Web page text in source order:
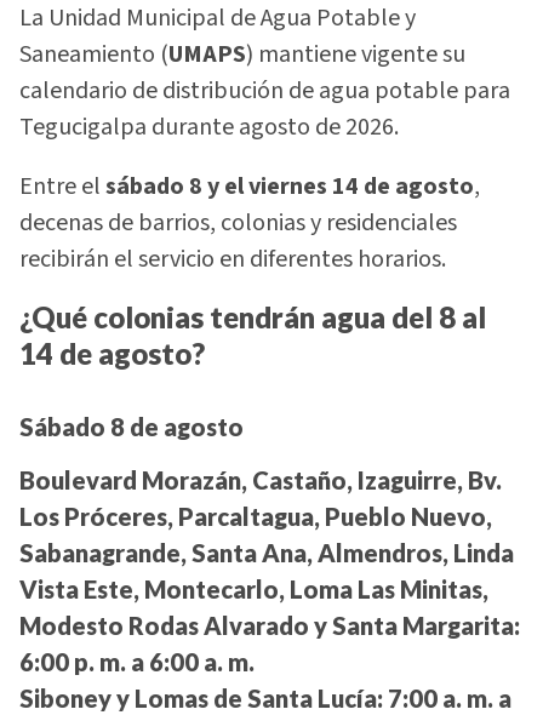
La Unidad Municipal de Agua Potable y
Saneamiento (UMAPS) mantiene vigente su
calendario de distribución de agua potable para
Tegucigalpa durante agosto de 2026.
Entre elsábado 8 y el viernes 14 de agosto,
decenas de barrios, colonias y residenciales
recibirán el servicio en diferentes horarios.
¿Qué colonias tendrán agua del 8 al
14 de agosto?
Sábado 8 de agosto
Boulevard Morazán, Castaño, Izaguirre, Bv.
Los Próceres, Parcaltagua, Pueblo Nuevo,
Sabanagrande, Santa Ana, Almendros, Linda
Vista Este, Montecarlo, Loma Las Minitas,
Modesto Rodas Alvarado y Santa Margarita:
6:00 p. m. a 6:00 a. m.
Siboney y Lomas de Santa Lucía: 7:00 a. m. a